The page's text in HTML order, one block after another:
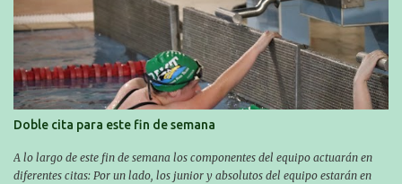
las 10:00 la del domingo. Los/las nadadores/as tendrán que estar en la
piscina a las 14:30 el sabado y a las 8:30 el domingo (polideportivo
Aritzbatalde). SERIES
Doble cita para este fin de semana
A lo largo de este fin de semana los componentes del equipo actuarán en
diferentes citas: Por un lado, los junior y absolutos del equipo estarán en